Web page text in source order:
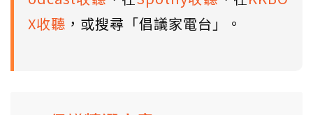
X收聽 ，或搜尋「倡議家電台」。